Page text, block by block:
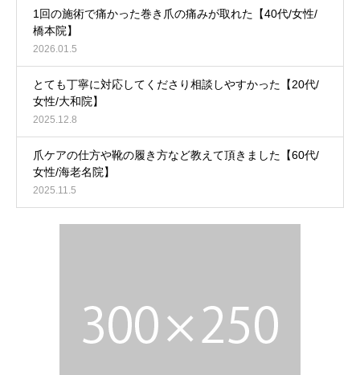
1回の施術で痛かった巻き爪の痛みが取れた【40代/女性/
橋本院】
2026.01.5
とても丁寧に対応してくださり相談しやすかった【20代/
女性/大和院】
2025.12.8
爪ケアの仕方や靴の履き方など教えて頂きました【60代/
女性/海老名院】
2025.11.5